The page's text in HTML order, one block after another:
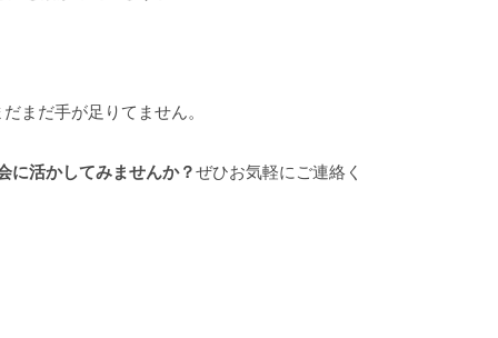
まだ手が足りてません。
に活かしてみませんか？ぜひお気軽にご連絡く